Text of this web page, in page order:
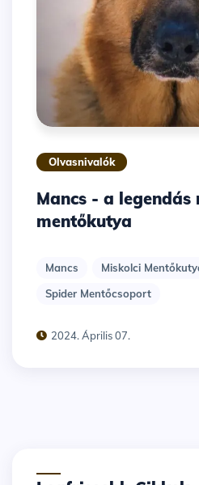
Olvasnivalók
Mancs - a legendás
mentőkutya
Mancs
Miskolci
Spider Mentőcsoport
2024. Április 07.